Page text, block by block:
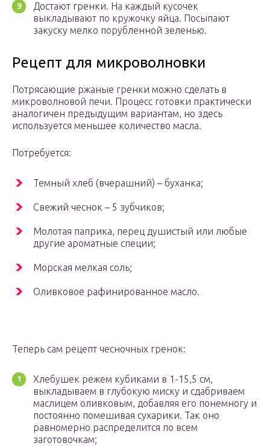
Достают гренки. На каждый кусочек
выкладывают по кружочку яйца. Посыпают
закуску мелко порубленной зеленью.
Рецепт для микроволновки
Потрясающие ржаные гренки можно сделать в
микроволновой печи. Процесс готовки практически
аналогичен предыдущим вариантам, но здесь
используется меньшее количество масла.
Потребуется:
Темный хлеб (вчерашний) – буханка;
Свежий чеснок – 5 зубчиков;
Молотая паприка, перец душистый или любые
другие ароматные специи;
Морская мелкая соль;
Оливковое рафинированное масло.
Теперь сам рецепт чесночных гренок:
Хлебушек режем кубиками в 1-15,5 см,
выкладываем в глубокую миску и сдабриваем
маслицем оливковым, добавляя его понемногу и
постоянно помешивая сухарики. Так оно
равномерно распределится по всем
заготовочкам;